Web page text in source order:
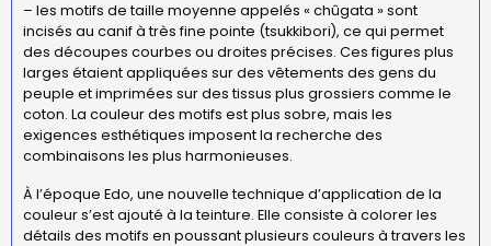
– les motifs de taille moyenne appelés « chûgata » sont
incisés au canif à très fine pointe (tsukkibori), ce qui permet
des découpes courbes ou droites précises. Ces figures plus
larges étaient appliquées sur des vêtements des gens du
peuple et imprimées sur des tissus plus grossiers comme le
coton. La couleur des motifs est plus sobre, mais les
exigences esthétiques imposent la recherche des
combinaisons les plus harmonieuses.
À l’époque Edo, une nouvelle technique d’application de la
couleur s’est ajouté à la teinture. Elle consiste à colorer les
détails des motifs en poussant plusieurs couleurs à travers les